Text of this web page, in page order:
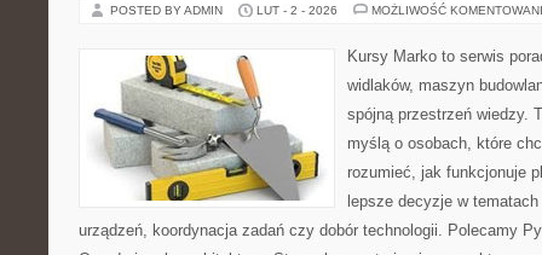
POSTED BY ADMIN LUT - 2 - 2026 MOŻLIWOŚĆ
Kursy Marko to serwis
widlaków, maszyn
spójną przestrzeń wiedzy.
myślą o osobach, które
rozumieć, jak funkcjonuje
lepsze decyzje w
urządzeń, koordynacja zadań czy dobór technologii. Polecamy